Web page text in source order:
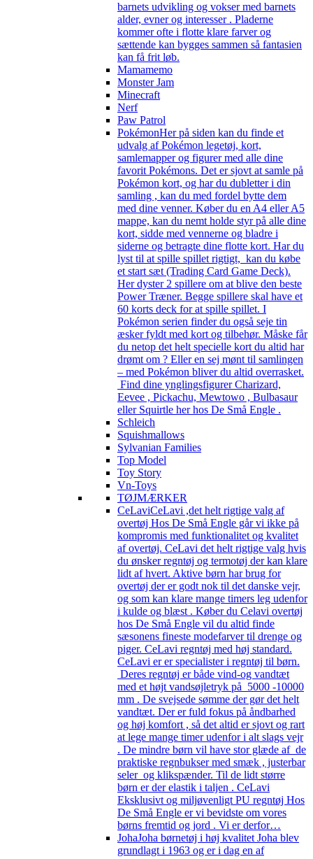
barnets udvikling og vokser med barnets
alder, evner og interesser . Pladerne
kommer ofte i flotte klare farver og
sættende kan bygges sammen så fantasien
kan få frit løb.
Mamamemo
Monster Jam
Minecraft
Nerf
Paw Patrol
PokémonHer på siden kan du finde et
udvalg af Pokémon legetøj, kort,
samlemapper og figurer med alle dine
favorit Pokémons. Det er sjovt at samle på
Pokémon kort, og har du dubletter i din
samling , kan du med fordel bytte dem
med dine venner. Køber du en A4 eller A5
mappe, kan du nemt holde styr på alle dine
kort, sidde med vennerne og bladre i
siderne og betragte dine flotte kort. Har du
lyst til at spille spillet rigtigt, kan du købe
et start sæt (Trading Card Game Deck).
Her dyster 2 spillere om at blive den beste
Power Træner. Begge spillere skal have et
60 korts deck for at spille spillet. I
Pokémon serien finder du også seje tin
æsker fyldt med kort og tilbehør. Måske får
du netop det helt specielle kort du altid har
drømt om ? Eller en sej mønt til samlingen
– med Pokémon bliver du altid overrasket.
Find dine ynglingsfigurer Charizard,
Eevee , Pickachu, Mewtowo , Bulbasaur
eller Squirtle her hos De Små Engle .
Schleich
Squishmallows
Sylvanian Families
Top Model
Toy Story
Vn-Toys
TØJMÆRKER
CeLaviCeLavi ,det helt rigtige valg af
overtøj Hos De Små Engle går vi ikke på
kompromis med funktionalitet og kvalitet
af overtøj. CeLavi det helt rigtige valg hvis
du ønsker regntøj og termotøj der kan klare
lidt af hvert. Aktive børn har brug for
overtøj der er godt nok til det danske vejr,
og som kan klare mange timers leg udenfor
i kulde og blæst . Køber du Celavi overtøj
hos De Små Engle vil du altid finde
sæsonens fineste modefarver til drenge og
piger. CeLavi regntøj med høj standard.
CeLavi er er specialister i regntøj til børn.
Deres regntøj er både vind-og vandtæt
med et højt vandsøjletryk på 5000 -10000
mm . De svejsede sømme der gør det helt
vandtæt. Der er fuld fokus på åndbarhed
og høj komfort , så det altid er sjovt og rart
at lege mange timer udenfor i alt slags vejr
. De mindre børn vil have stor glæde af de
praktiske regnbukser med smæk , justerbar
seler og klikspænder. Til de lidt større
børn er der elastik i taljen . CeLavi
Eksklusivt og miljøvenligt PU regntøj Hos
De Små Engle er vi bevidste om vores
børns fremtid og jord . Vi er derfor…
JohaJoha børnetøj i høj kvalitet Joha blev
grundlagt i 1963 og er i dag en af